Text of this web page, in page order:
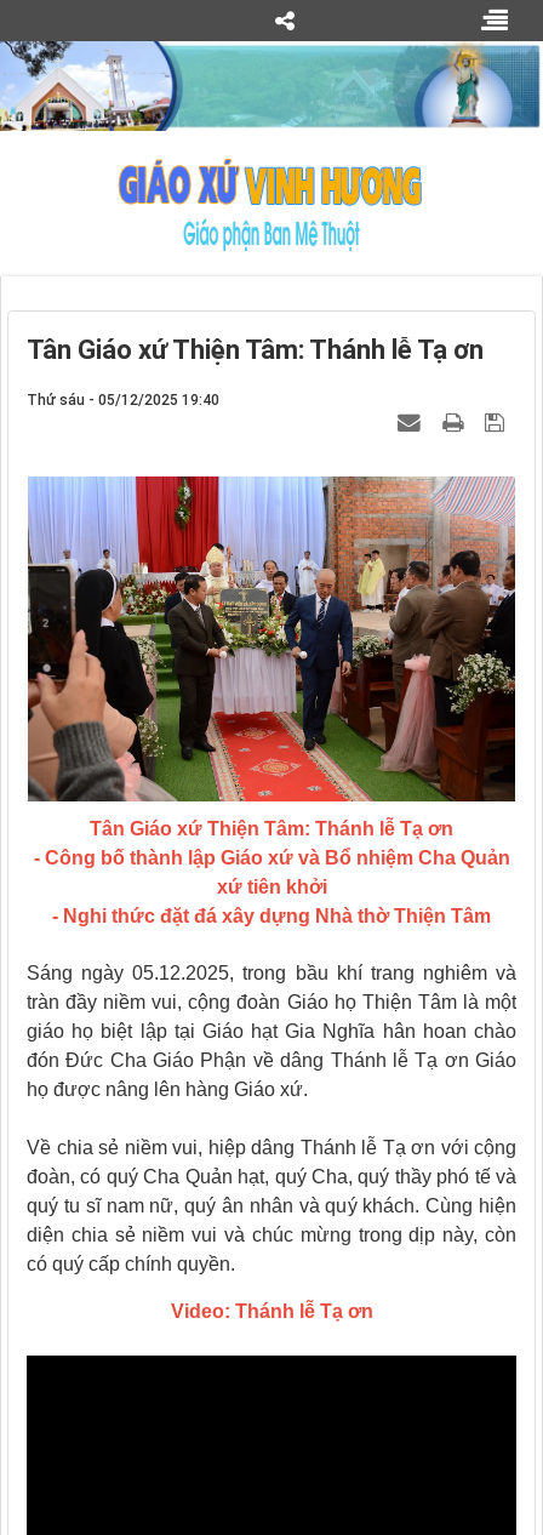
Tân Giáo xứ Thiện Tâm: Thánh lễ Tạ ơn
Thứ sáu - 05/12/2025 19:40
Tân Giáo xứ Thiện Tâm: Thánh lễ Tạ ơn
- Công bố thành lập Giáo xứ và Bổ nhiệm Cha Quản
xứ tiên khởi
- Nghi thức đặt đá xây dựng Nhà thờ Thiện Tâm
Sáng ngày 05.12.2025, trong bầu khí trang nghiêm và
tràn đầy niềm vui, cộng đoàn Giáo họ Thiện Tâm là một
giáo họ biệt lập tại Giáo hạt Gia Nghĩa hân hoan chào
đón Đức Cha Giáo Phận về dâng Thánh lễ Tạ ơn Giáo
họ được nâng lên hàng Giáo xứ.
Về chia sẻ niềm vui, hiệp dâng Thánh lễ Tạ ơn với cộng
đoàn, có quý Cha Quản hạt, quý Cha, quý thầy phó tế và
quý tu sĩ nam nữ, quý ân nhân và quý khách. Cùng hiện
diện chia sẻ niềm vui và chúc mừng trong dịp này, còn
có quý cấp chính quyền.
Video: Thánh lễ Tạ ơn